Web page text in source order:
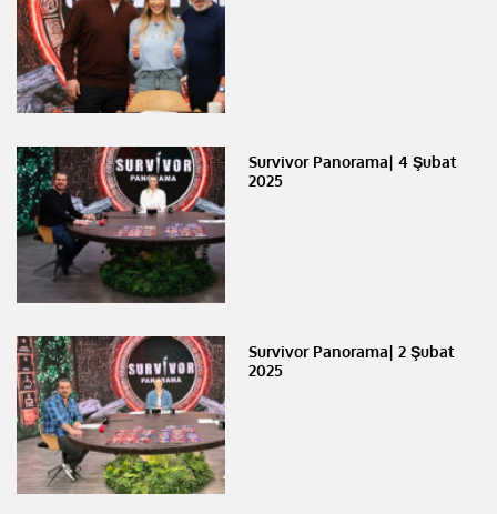
Survivor Panorama| 4 Şubat
2025
Survivor Panorama| 2 Şubat
2025